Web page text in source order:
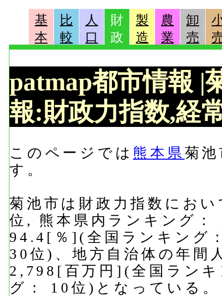
基
本
比
較
人
口
財
政
製
造
農
業
卸
売
patmap都市情報 |
報:財政力指数,経
このページでは 熊本県 菊
す。
菊池市は財政力指数にお
位, 熊本県内ランキング：
94.4[％](全国ランキング
30位)、地方自治体の年間
2,798[百万円](全国ラン
グ： 10位)となっている。